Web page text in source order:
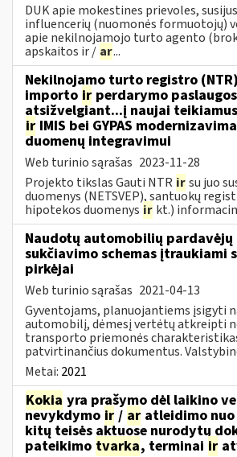
DUK apie mokestines prievoles,
influencerių (nuomonės formuotojų)
apie nekilnojamojo turto agento
apskaitos ir / ar...
Nekilnojamo turto registro
importo ir perdarymo paslaugos
atsižvelgiant...į naujai
ir IMIS bei GYPAS
duomenų integravimui
Web turinio sąrašas 2023-11-28
Projekto tikslas Gauti NTR irsu juo
duomenys (NETSVEP), santuokų
hipotekos duomenys ir kt.)
Naudotų automobilių
sukčiavimo schemas įtraukiami
pirkėjai
Web turinio sąrašas 2021-04-13
Gyventojams, planuojantiems įsigyti
automobilį, dėmesį vertėtų atkreipti
transporto priemonės
patvirtinančius dokumentus.
Metai: 2021
Kokia yra prašymo dėl laikino
nevykdymo ir / ar atleidimo
kitų teisės aktuose nurodytų
pateikimo tvarka, terminai ir